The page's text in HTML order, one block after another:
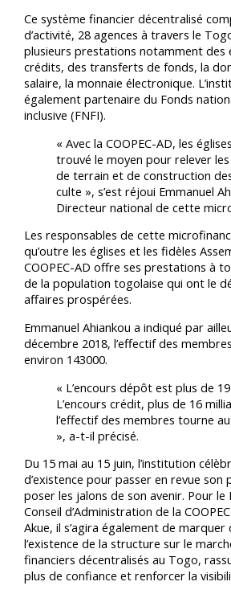
Ce système financier décentralisé
d’activité, 28 agences à travers le
plusieurs prestations notamment des
crédits, des transferts de fonds, la
salaire, la monnaie électronique.
également partenaire du Fonds
inclusive (FNFI).
« Avec la COOPEC-AD, les
trouvé le moyen pour relever les
de terrain et de construction
culte », s’est réjoui Emmanuel
Directeur national de cette
Les responsables de cette
qu’outre les églises et les fidèles
COOPEC-AD offre ses prestations à
de la population togolaise qui ont le
affaires prospérées.
Emmanuel Ahiankou a indiqué par
décembre 2018, l’effectif des
environ 143000.
« L’encours dépôt est plus de
L’encours crédit, plus de 16
l’effectif des membres tourne
», a-t-il précisé.
Du 15 mai au 15 juin, l’institution
d’existence pour passer en revue son
poser les jalons de son avenir. Pour le
Conseil d’Administration de la
Akue, il s’agira également de marquer
l’existence de la structure sur le
financiers décentralisés au Togo,
plus de confiance et renforcer la